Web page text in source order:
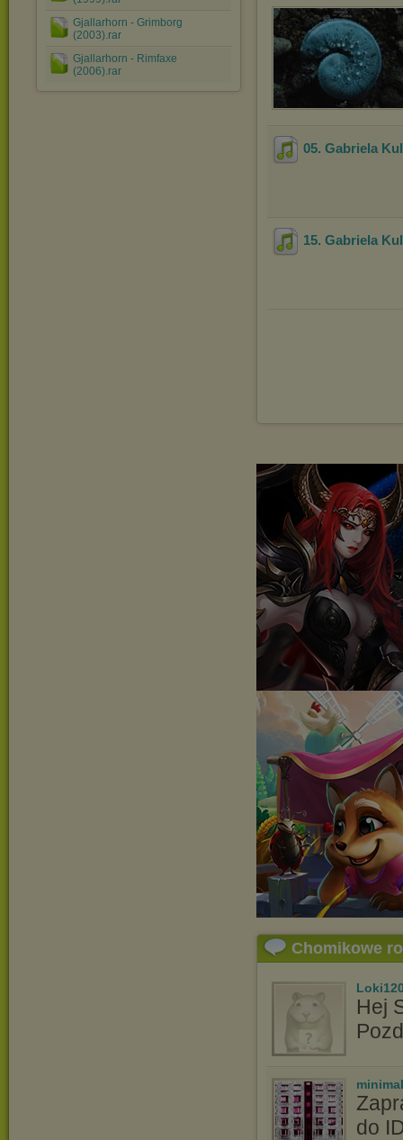
Gjallarhorn - Grimborg
(2003).rar
Gjallarhorn - Rimfaxe
(2006).rar
05. Gabriela
15. Gabriela
Chomikowe
Hej
do